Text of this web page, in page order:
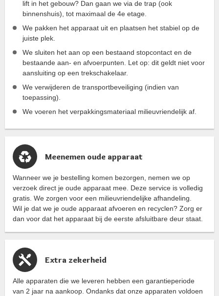
lift in het gebouw? Dan gaan we via de trap (ook
binnenshuis), tot maximaal de 4e etage.
We pakken het apparaat uit en plaatsen het stabiel op de
juiste plek.
We sluiten het aan op een bestaand stopcontact en de
bestaande aan- en afvoerpunten. Let op: dit geldt niet voor
aansluiting op een trekschakelaar.
We verwijderen de transportbeveiliging (indien van
toepassing).
We voeren het verpakkingsmateriaal milieuvriendelijk af.
Meenemen oude apparaat
Wanneer we je bestelling komen bezorgen, nemen we op
verzoek direct je oude apparaat mee. Deze service is volledig
gratis. We zorgen voor een milieuvriendelijke afhandeling.
Wil je dat we je oude apparaat afvoeren en recyclen? Zorg er
dan voor dat het apparaat bij de eerste afsluitbare deur staat.
Extra zekerheid
Alle apparaten die we leveren hebben een garantieperiode
van 2 jaar na aankoop. Ondanks dat onze apparaten voldoen